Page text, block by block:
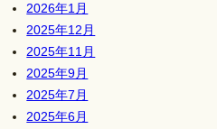
2026年1月
2025年12月
2025年11月
2025年9月
2025年7月
2025年6月